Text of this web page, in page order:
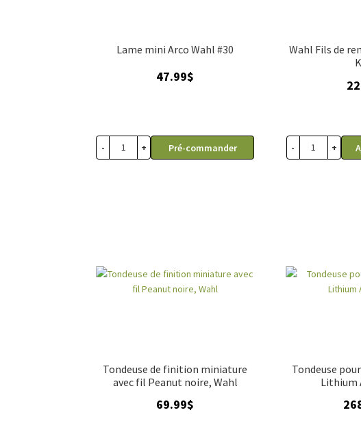
Lame mini Arco Wahl #30
47.99$
- + Pré-commander
Wahl Fils de
- +
Tondeuse de finition miniature
avec fil Peanut noire, Wahl
69.99$
Tondeuse
Lithium